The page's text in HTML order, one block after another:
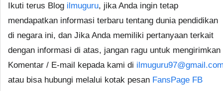
Ikuti terus Blog ilmuguru, jika Anda ingin tetap
mendapatkan informasi terbaru tentang dunia pendidikan
di negara ini, dan Jika Anda memiliki pertanyaan terkait
dengan informasi di atas, jangan ragu untuk mengirimkan
Komentar / E-mail kepada kami di
atau bisa hubungi melalui kotak pesan FansPage FB